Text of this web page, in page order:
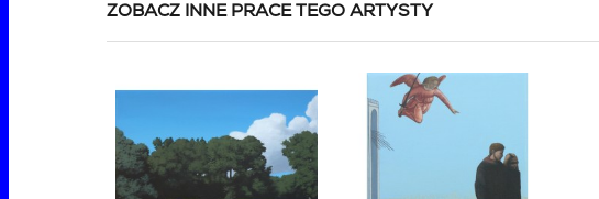
ZOBACZ INNE PRACE TEGO ARTYSTY